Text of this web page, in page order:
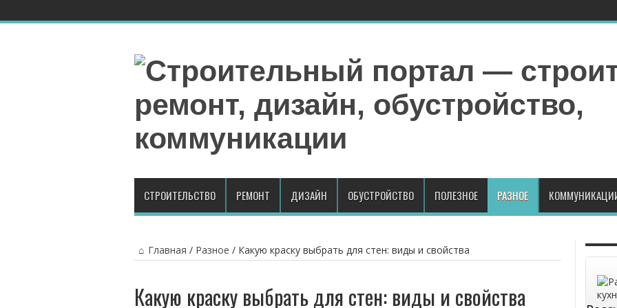
СТРОИТЕЛЬСТВО РЕМОНТ ДИЗАЙН ОБУСТРОЙСТВО ПОЛЕЗНОЕ РАЗНОЕ
Главная / Разное / Какую краску выбрать для стен: виды и свойства
Какую краску выбрать для стен: виды и свойства